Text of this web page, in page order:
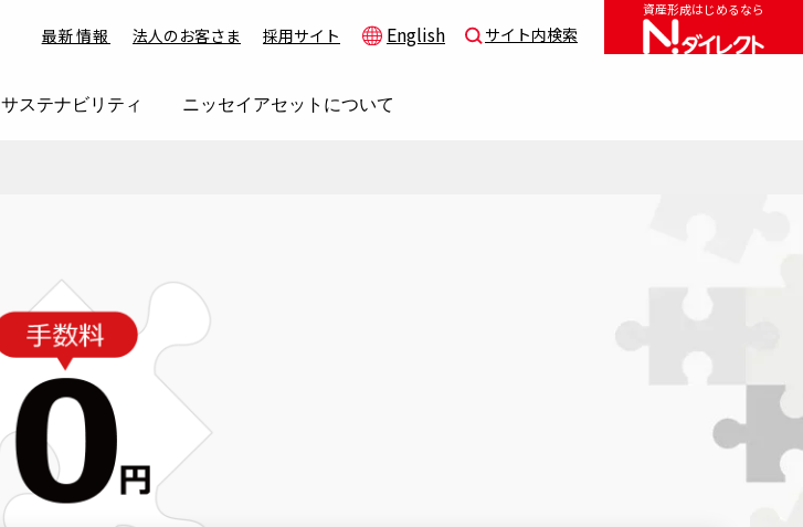
最新情報 法人のお客さま 採用サイト English サイト内検索
サステナビリティ ニッセイアセットについて
資産形成はじめるなら